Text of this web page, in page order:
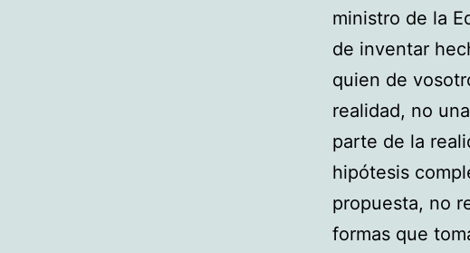
ministro de la
de inventar
quien de
realidad, no
parte de la
hipótesis
propuesta, no
formas que